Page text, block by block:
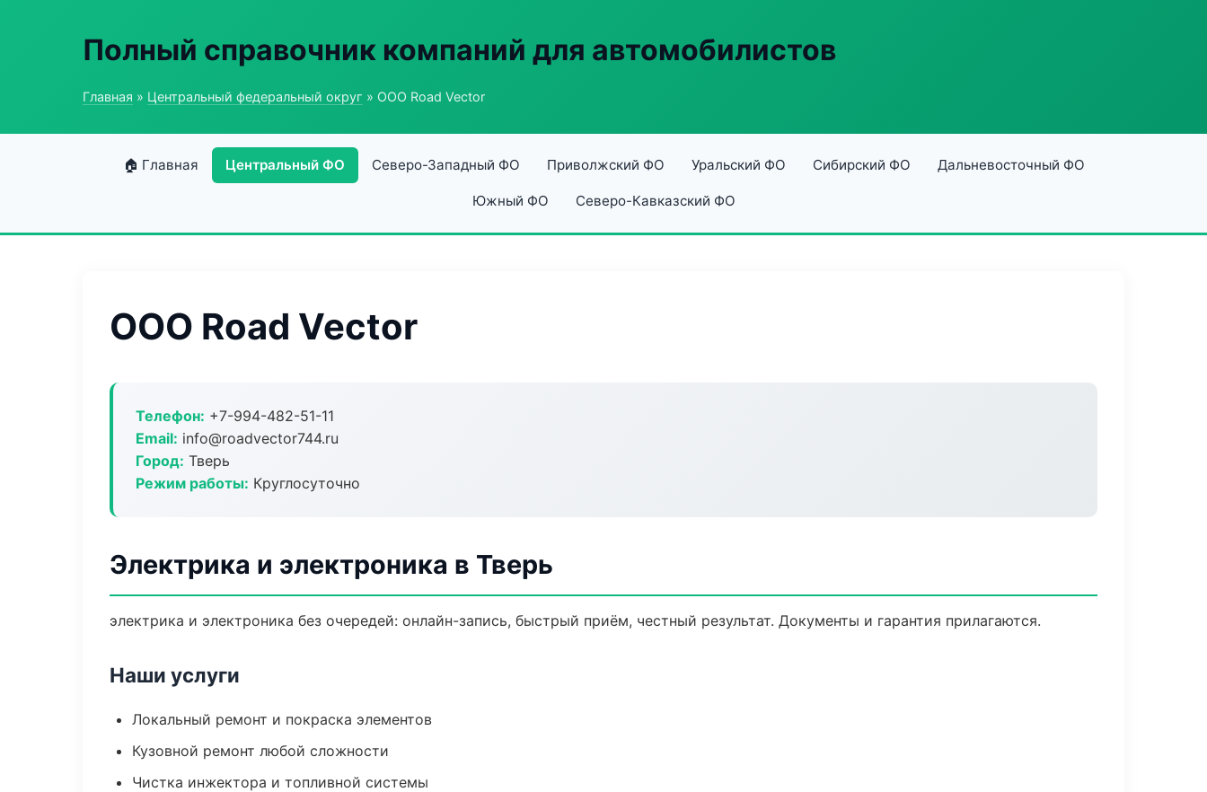
Полный справочник компаний для автомобилистов
Главная » Центральный федеральный округ » ООО Road Vector
🏠 Главная Центральный ФО Северо-Западный ФО Приволжский ФО Уральский ФО Сибирский ФО Дальневосточный ФО
Южный ФО Северо-Кавказский ФО
ООО Road Vector
Телефон: +7-994-482-51-11
Email: info@roadvector744.ru
Город: Тверь
Режим работы: Круглосуточно
Электрика и электроника в Тверь
электрика и электроника без очередей: онлайн-запись, быстрый приём, честный результат. Документы и гарантия прилагаются.
Наши услуги
Локальный ремонт и покраска элементов
Кузовной ремонт любой сложности
Чистка инжектора и топливной системы